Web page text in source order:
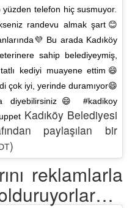
telefon hiç susmuyor.
randevu almak şart😊
Bu arada Kadıköy
sahip belediyeymiş,
kediyi muayene ettim😄
çok iyi, yerinde duramıyor😄
diyebilirsiniz😄 #kadikoy
Kadıköy Belediyesi
paylaşılan bir
)
reklamlarla